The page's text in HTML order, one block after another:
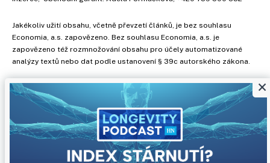
Jakékoliv užití obsahu, včetně převzetí článků, je bez souhlasu
Economia, a.s. zapovězeno. Bez souhlasu Economia, a.s. je
zapovězeno též rozmnožování obsahu pro účely automatizované
analýzy textů nebo dat podle ustanovení § 39c autorského zákona.
×